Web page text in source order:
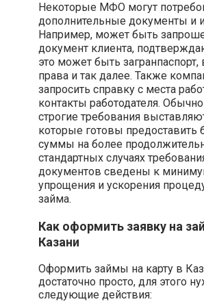
Некоторые МФО могут
дополнительные документы и
Например, может быть
документ клиента,
это может быть загранпаспорт,
права и так далее. Также
запросить справку с места
контакты работодателя.
строгие требования
которые готовы предоставить
суммы на более
стандартных случаях
документов сведены к
упрощения и ускорения
займа.
Как оформить заявку на
Казани
Оформить займы на карту в
достаточно просто, для этого
следующие действия: